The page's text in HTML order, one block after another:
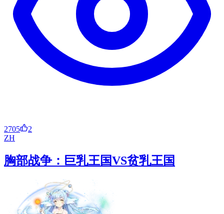
2705
2
ZH
胸部战争：巨乳王国VS贫乳王国